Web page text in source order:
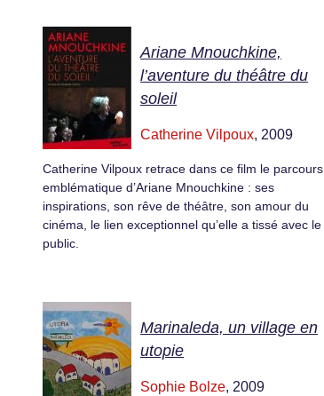
Ariane Mnouchkine,
l’aventure du théâtre du
soleil
Catherine Vilpoux, 2009
Catherine Vilpoux retrace dans ce film le parcours
emblématique d’Ariane Mnouchkine : ses
inspirations, son rêve de théâtre, son amour du
cinéma, le lien exceptionnel qu’elle a tissé avec le
public.
Marinaleda, un village en
utopie
Sophie Bolze, 2009